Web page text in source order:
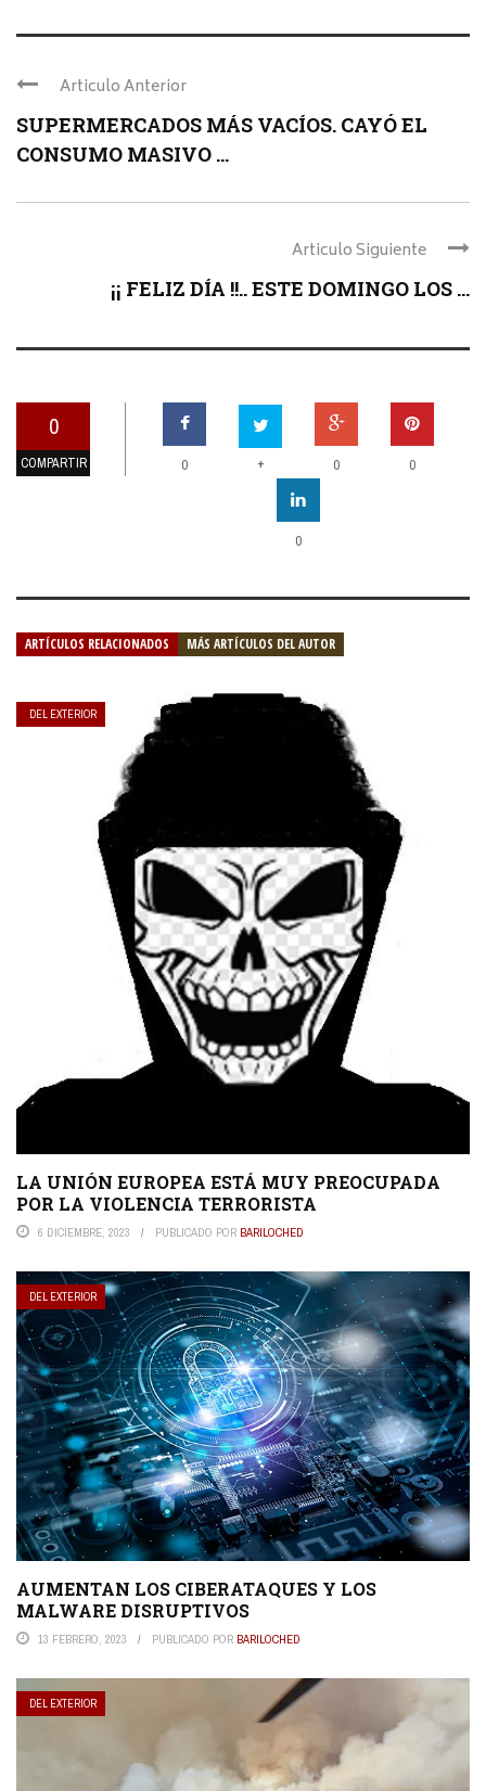
Articulo Anterior
SUPERMERCADOS MÁS VACÍOS. CAYÓ EL
CONSUMO MASIVO ...
Articulo Siguiente
¡¡ FELIZ DÍA !!.. ESTE DOMINGO LOS ...
0
COMPARTIR 0 + 0 0
0
ARTÍCULOS RELACIONADOS MÁS ARTÍCULOS DEL AUTOR
DEL EXTERIOR
LA UNIÓN EUROPEA ESTÁ MUY PREOCUPADA
POR LA VIOLENCIA TERRORISTA
6 DICIEMBRE, 2023 PUBLICADO POR BARILOCHED
DEL EXTERIOR
AUMENTAN LOS CIBERATAQUES Y LOS
MALWARE DISRUPTIVOS
13 FEBRERO, 2023 PUBLICADO POR BARILOCHED
DEL EXTERIOR